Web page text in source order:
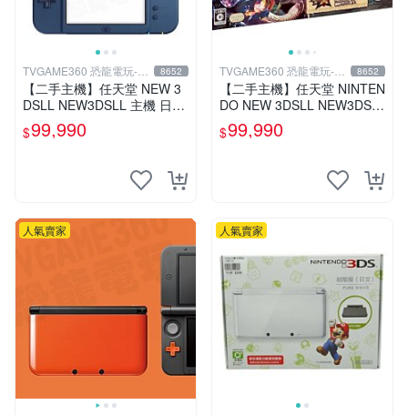
TVGAME360 恐龍電玩-台
中店
8652
【二手主機】任天堂 NEW 3
DSLL NEW3DSLL 主機 日本
機 日文版 金屬藍 附贈充電器
裸裝【台中恐龍電玩】
$99,990
TVGAME360 恐龍電玩-台
中店
8652
【二手主機】任天堂 NINTEN
DO NEW 3DSLL NEW3DSL
L 主機 魔物獵人 限定機 日規
機 台中恐龍
$99,990
人氣賣家 人氣賣家